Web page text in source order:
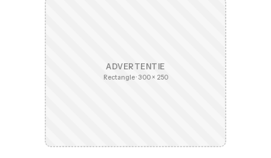
ADVERTENTIE
Rectangle · 300 × 250